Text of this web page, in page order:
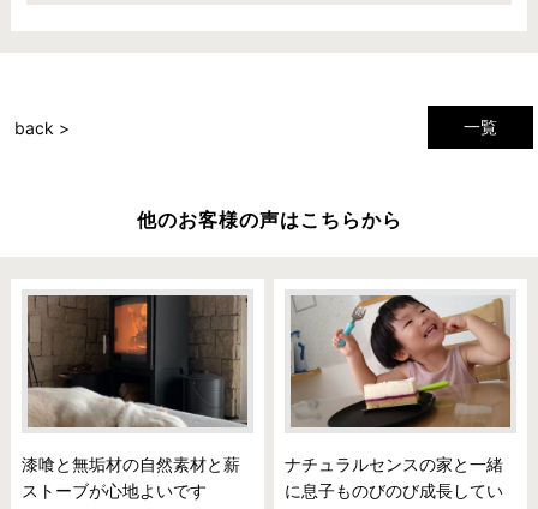
一覧
back >
他のお客様の声はこちらから
漆喰と無垢材の自然素材と薪
ストーブが心地よいです
ナチュラルセンスの家と一緒
に息子ものびのび成長してい